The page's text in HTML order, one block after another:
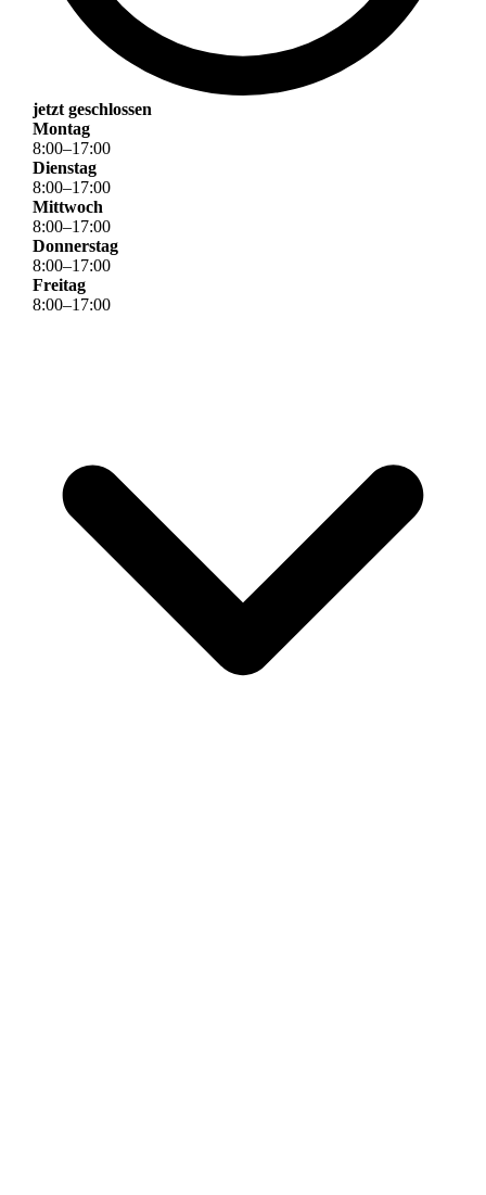
jetzt geschlossen
Montag
8:00–17:00
Dienstag
8:00–17:00
Mittwoch
8:00–17:00
Donnerstag
8:00–17:00
Freitag
8:00–17:00